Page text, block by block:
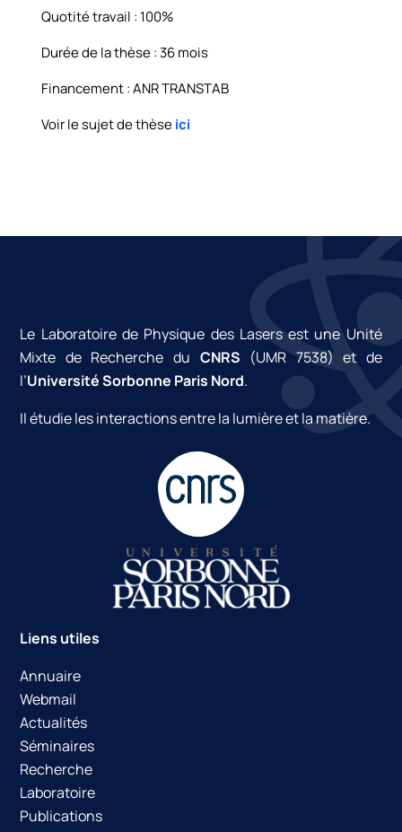
Quotité travail : 100%
Durée de la thèse : 36 mois
Financement : ANR TRANSTAB
Voir le sujet de thèseici
Le Laboratoire de Physique des Lasers est une Unité
Mixte de Recherche du CNRS (UMR 7538) et de
l’Université Sorbonne Paris Nord.
Il étudie les interactions entre la lumière et la matière.
Liens utiles
Annuaire
Webmail
Actualités
Séminaires
Recherche
Laboratoire
Publications